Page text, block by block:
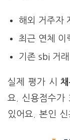
해외 거주자
최근 연체 이
기존 sbi 거래
실제 평가 시
요. 신용점수가
있어요. 본인